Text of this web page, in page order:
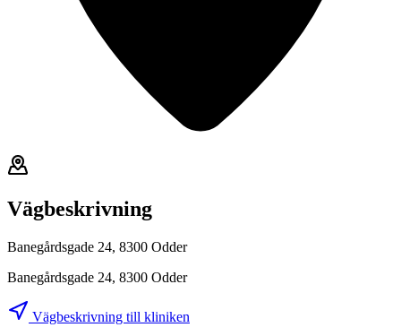
Vägbeskrivning
Banegårdsgade 24, 8300 Odder
Banegårdsgade 24, 8300 Odder
Vägbeskrivning till kliniken